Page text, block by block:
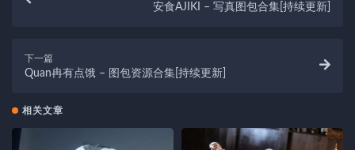
安食AJIKI – 写真图包合集[持续更新]
下一篇
Quan冉有点饿 – 图包资源合集[持续更新]
相关文章